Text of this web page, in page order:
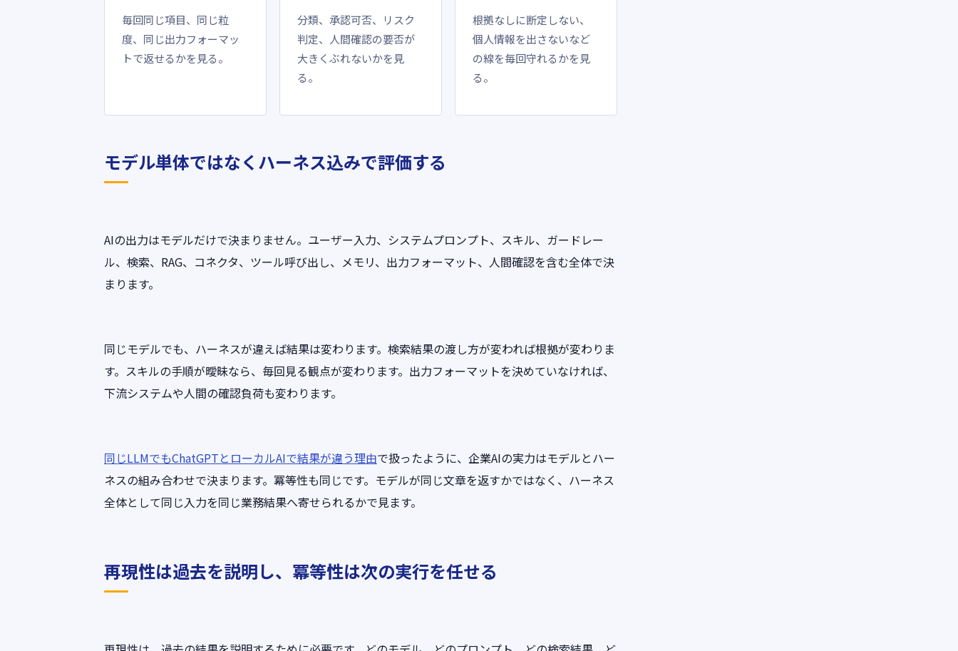
毎回同じ項目、同じ粒
度、同じ出力フォーマッ
トで返せるかを見る。
分類、承認可否、リスク
判定、人間確認の要否が
大きくぶれないかを見
る。
根拠なしに断定しない、
個人情報を出さないなど
の線を毎回守れるかを見
る。
モデル単体ではなくハーネス込みで評価する
AIの出力はモデルだけで決まりません。ユーザー入力、システムプロンプト、スキル、ガードレー
ル、検索、RAG、コネクタ、ツール呼び出し、メモリ、出力フォーマット、人間確認を含む全体で決
まります。
同じモデルでも、ハーネスが違えば結果は変わります。検索結果の渡し方が変われば根拠が変わりま
す。スキルの手順が曖昧なら、毎回見る観点が変わります。出力フォーマットを決めていなければ、
下流システムや人間の確認負荷も変わります。
同じLLMでもChatGPTとローカルAIで結果が違う理由で扱ったように、企業AIの実力はモデルとハー
ネスの組み合わせで決まります。冪等性も同じです。モデルが同じ文章を返すかではなく、ハーネス
全体として同じ入力を同じ業務結果へ寄せられるかで見ます。
再現性は過去を説明し、冪等性は次の実行を任せる